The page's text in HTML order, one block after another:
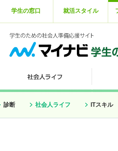
学生の窓口 就活スタイル
診断 社会人ライフ ITスキル